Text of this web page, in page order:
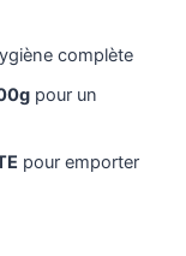
complète
pour un
pour emporter